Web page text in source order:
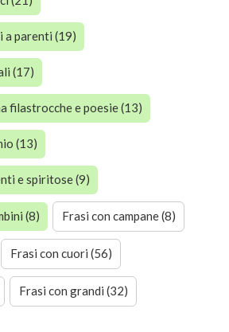
a parenti (19)
(17)
filastrocche e poesie (13)
(13)
e spiritose (9)
(8) Frasi con campane (8)
Frasi con cuori (56)
Frasi con grandi (32)